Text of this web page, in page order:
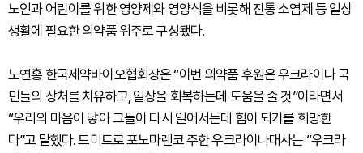
노인과 어린이를 위한 영양제와 영양식을 비롯해 진통 소염제 등 일상
생활에 필요한 의약품 위주로 구성됐다.
노연홍 한국제약바이오협회장은 “이번 의약품 후원은 우크라이나 국
민들의 상처를 치유하고, 일상을 회복하는데 도움을 줄 것”이라면서
“우리의 마음이 닿아 그들이 다시 일어서는데 힘이 되기를 희망한
다”고 말했다. 드미트로 포노마렌코 주한 우크라이나대사는 “우크라